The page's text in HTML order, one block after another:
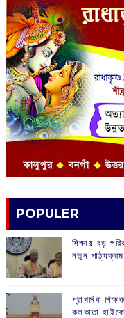
POPULER
শিক্ষায় বড়
নতুন পাঠ্যক্রম
প্রাথমিক
কলকাতা